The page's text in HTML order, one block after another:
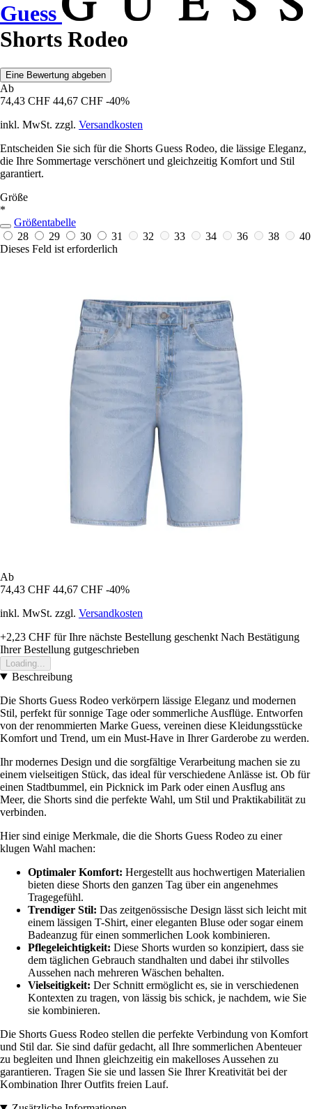
Guess
Shorts Rodeo
Eine Bewertung abgeben
Ab
74,43 CHF 44,67 CHF -40%
inkl. MwSt. zzgl. Versandkosten
Entscheiden Sie sich für die Shorts Guess Rodeo, die lässige Eleganz,
die Ihre Sommertage verschönert und gleichzeitig Komfort und Stil
garantiert.
Größe
*
Größentabelle
28
29 30 31 32 33 34 36 38
40
Dieses Feld ist erforderlich
Ab
74,43 CHF 44,67 CHF -40%
inkl. MwSt. zzgl. Versandkosten
+2,23 CHF für Ihre nächste Bestellung geschenkt Nach Bestätigung
Ihrer Bestellung gutgeschrieben
Loading...
Beschreibung
Die Shorts Guess Rodeo verkörpern lässige Eleganz und modernen
Stil, perfekt für sonnige Tage oder sommerliche Ausflüge. Entworfen
von der renommierten Marke Guess, vereinen diese Kleidungsstücke
Komfort und Trend, um ein Must-Have in Ihrer Garderobe zu werden.
Ihr modernes Design und die sorgfältige Verarbeitung machen sie zu
einem vielseitigen Stück, das ideal für verschiedene Anlässe ist. Ob für
einen Stadtbummel, ein Picknick im Park oder einen Ausflug ans
Meer, die Shorts sind die perfekte Wahl, um Stil und Praktikabilität zu
verbinden.
Hier sind einige Merkmale, die die Shorts Guess Rodeo zu einer
klugen Wahl machen:
Optimaler Komfort: Hergestellt aus hochwertigen Materialien
bieten diese Shorts den ganzen Tag über ein angenehmes
Tragegefühl.
Trendiger Stil: Das zeitgenössische Design lässt sich leicht mit
einem lässigen T-Shirt, einer eleganten Bluse oder sogar einem
Badeanzug für einen sommerlichen Look kombinieren.
Pflegeleichtigkeit: Diese Shorts wurden so konzipiert, dass sie
dem täglichen Gebrauch standhalten und dabei ihr stilvolles
Aussehen nach mehreren Wäschen behalten.
Vielseitigkeit: Der Schnitt ermöglicht es, sie in verschiedenen
Kontexten zu tragen, von lässig bis schick, je nachdem, wie Sie
sie kombinieren.
Die Shorts Guess Rodeo stellen die perfekte Verbindung von Komfort
und Stil dar. Sie sind dafür gedacht, all Ihre sommerlichen Abenteuer
zu begleiten und Ihnen gleichzeitig ein makelloses Aussehen zu
garantieren. Tragen Sie sie und lassen Sie Ihrer Kreativität bei der
Kombination Ihrer Outfits freien Lauf.